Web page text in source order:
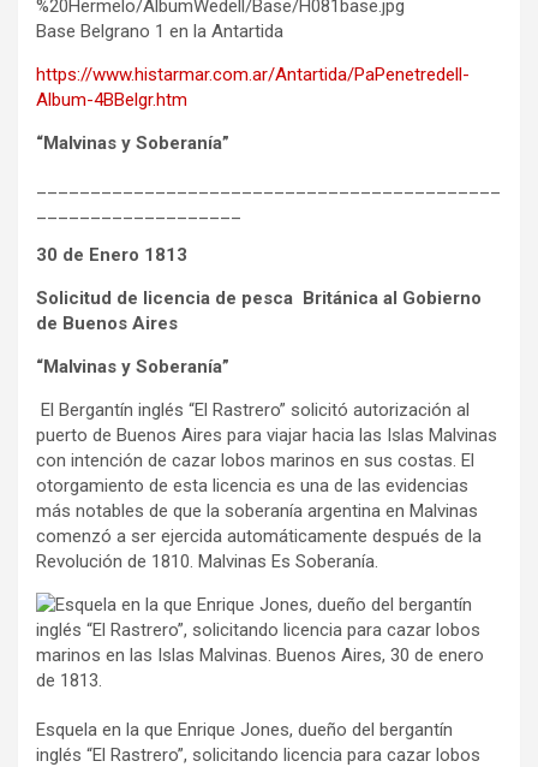
Base Belgrano 1 en la Antartida
https://www.histarmar.com.ar/Antartida/PaPenetredell-
Album-4BBelgr.htm
“Malvinas y Soberanía”
30 de Enero 1813
Solicitud de licencia de pesca Británica al Gobierno
de Buenos Aires
“Malvinas y Soberanía”
El Bergantín inglés “El Rastrero” solicitó autorización al
puerto de Buenos Aires para viajar hacia las Islas Malvinas
con intención de cazar lobos marinos en sus costas. El
otorgamiento de esta licencia es una de las evidencias
más notables de que la soberanía argentina en Malvinas
comenzó a ser ejercida automáticamente después de la
Revolución de 1810. Malvinas Es Soberanía.
Esquela en la que Enrique Jones, dueño del bergantín
inglés “El Rastrero”, solicitando licencia para cazar lobos